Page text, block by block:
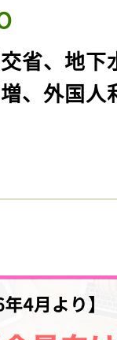
省、地下
、外国人